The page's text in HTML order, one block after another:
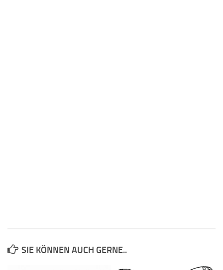
SIE KÖNNEN AUCH GERNE..